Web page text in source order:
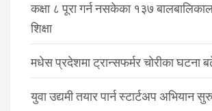
कक्षा ८ पूरा गर्न नसकेका १३७
शिक्षा
मधेस प्रदेशमा ट्रान्सफर्मर चोरीका घटना
युवा उद्यमी तयार पार्न स्टार्टअप अभियान सुरु